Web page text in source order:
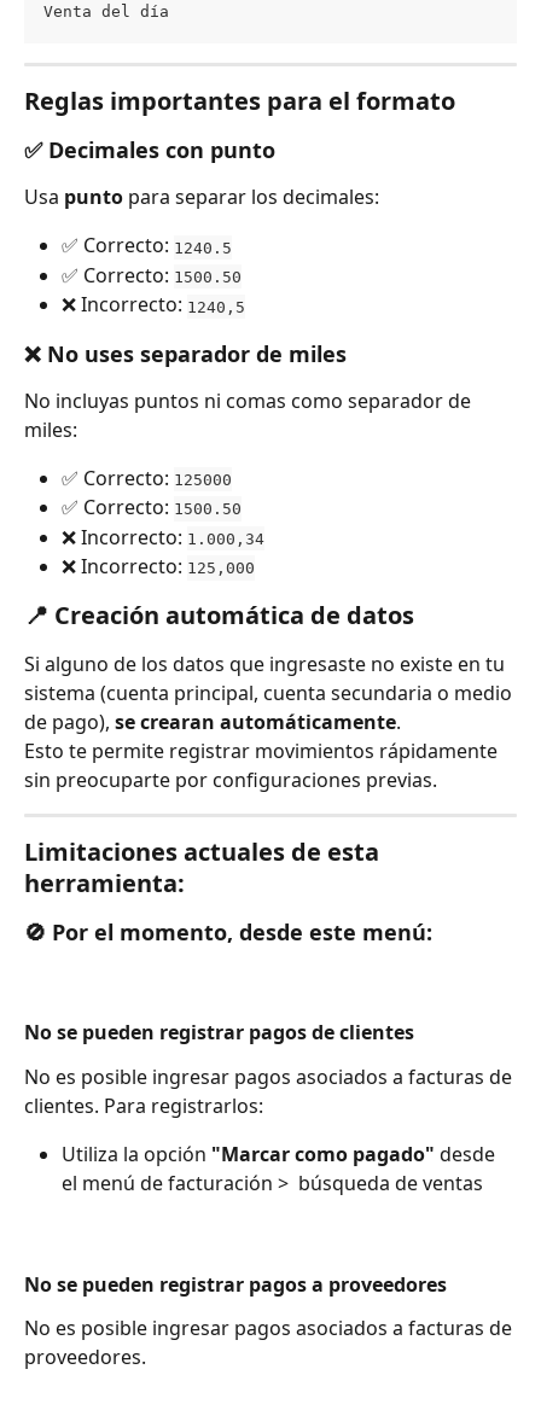
Venta del día
Reglas importantes para el formato
✅ Decimales con punto
Usa punto para separar los decimales:
✅ Correcto: 1240.5
✅ Correcto: 1500.50
❌ Incorrecto: 1240,5
❌ No uses separador de miles
No incluyas puntos ni comas como separador de
miles:
✅ Correcto: 125000
✅ Correcto: 1500.50
❌ Incorrecto: 1.000,34
❌ Incorrecto: 125,000
📍 Creación automática de datos
Si alguno de los datos que ingresaste no existe en tu
sistema (cuenta principal, cuenta secundaria o medio
de pago), se crearan automáticamente.
Esto te permite registrar movimientos rápidamente
sin preocuparte por configuraciones previas.
Limitaciones actuales de esta
herramienta:
🚫 Por el momento, desde este menú:
No se pueden registrar pagos de clientes
No es posible ingresar pagos asociados a facturas de
clientes. Para registrarlos:
Utiliza la opción "Marcar como pagado" desde
el menú de facturación >  búsqueda de ventas
No se pueden registrar pagos a proveedores
No es posible ingresar pagos asociados a facturas de
proveedores.